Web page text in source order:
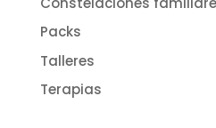
Packs
Talleres
Terapias